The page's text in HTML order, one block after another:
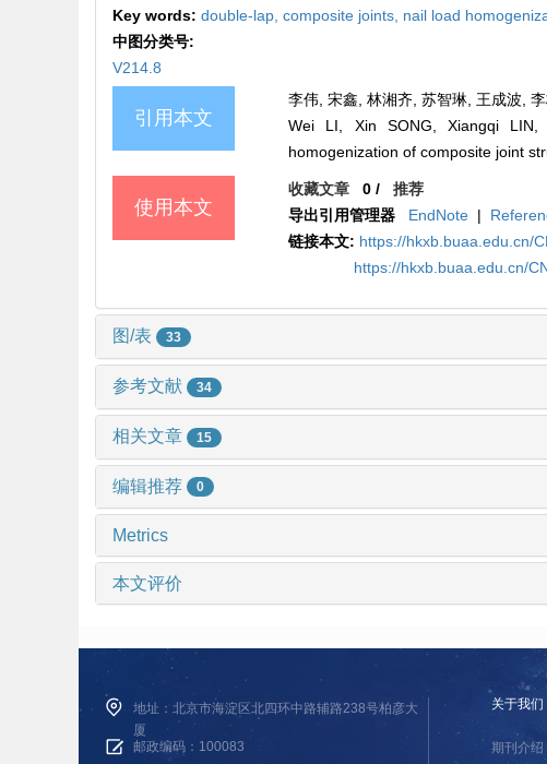
Key words: double-lap, composite joints, nail load
中图分类号:
V214.8
引用本文
李伟, 宋鑫, 林湘齐, 苏智琳, 王成波,
Wei LI, Xin SONG, Xiangqi
homogenization of composite joint
使用本文
收藏文章 0 /推荐
导出引用管理器
EndNote |
链接本文: https://hkxb.buaa.edu.cn/
https://hkxb.buaa.edu.cn/
图/表 33
参考文献 34
相关文章 15
编辑推荐 0
Metrics
本文评价
地址：北京市海淀区北四环中路辅路238号柏彦大
厦
邮政编码：100083
关于我们
期刊介绍